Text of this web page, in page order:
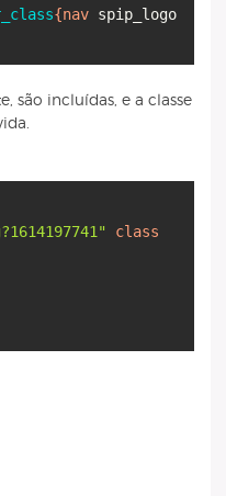
{nav spip_logo
são incluídas, e a classe
class